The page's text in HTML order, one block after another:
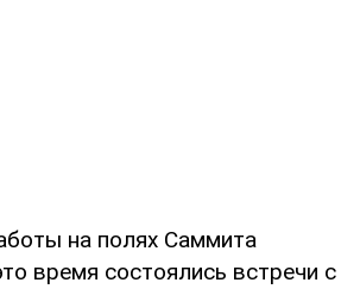
на полях Саммита
время состоялись встречи с